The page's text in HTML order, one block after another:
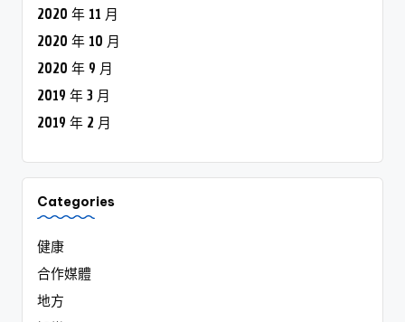
健康
合作媒體
地方
娛樂
文教
熱門
生活
綜合